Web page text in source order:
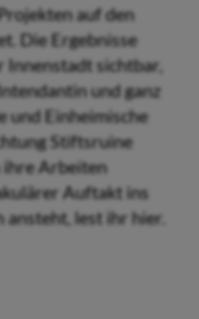
auf den
Die Ergebnisse
sichtbar,
und ganz
und Einheimische
Stiftsruine
ihre Arbeiten
Auftakt ins
lest ihr hier.